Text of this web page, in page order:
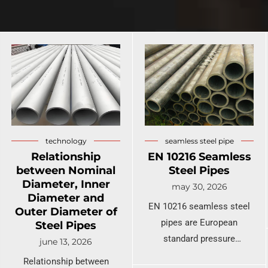
2LPE / 2Tubo
revestido de LPP
Tubo de aço
galvanizado
revestimento interno
epóxi
Tubo e conexão
revestidos de PTFE
Tubo de aço ASTM
A519
Tubo de aço ASTM
A213
ASTM A369
Tubo de aço de liga
ASTM A250
Tubo de aço de liga
ASTM A556
technology
Relationship
between Nominal
Diameter, Inner
Diameter and
Outer Diameter of
Steel Pipes
june 13, 2026
Relationship between
seamless steel pipe
EN 10216 Seamless
Steel Pipes
may 30, 2026
EN 10216 seamless steel
pipes are European
standard pressure